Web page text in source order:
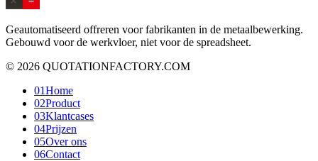
Geautomatiseerd offreren voor fabrikanten in de metaalbewerking.
Gebouwd voor de werkvloer, niet voor de spreadsheet.
© 2026 QUOTATIONFACTORY.COM
01Home
02Product
03Klantcases
04Prijzen
05Over ons
06Contact